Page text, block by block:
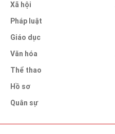
Xã hội
Pháp luật
Giáo dục
Văn hóa
Thể thao
Hồ sơ
Quân sự